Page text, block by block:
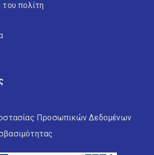
πολίτη
Προσωπικών Δεδομένων